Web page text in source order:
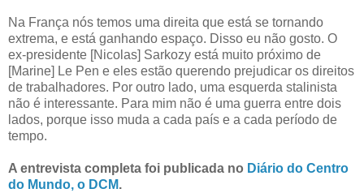
Na França nós temos uma direita que está se tornando
extrema, e está ganhando espaço. Disso eu não gosto. O
ex-presidente [Nicolas] Sarkozy está muito próximo de
[Marine] Le Pen e eles estão querendo prejudicar os direitos
de trabalhadores. Por outro lado, uma esquerda stalinista
não é interessante. Para mim não é uma guerra entre dois
lados, porque isso muda a cada país e a cada período de
tempo.
A entrevista completa foi publicada no Diário do Centro
do Mundo, o DCM.